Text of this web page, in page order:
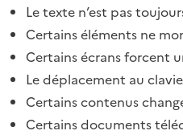
Le texte n’est pas
Certains éléments ne
Certains écrans forcent
Le déplacement au
Certains contenus
Certains documents